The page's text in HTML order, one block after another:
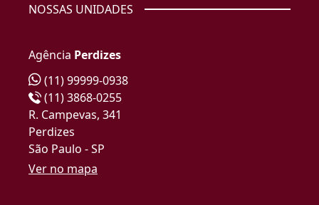
NOSSAS UNIDADES
Agência Perdizes
(11) 99999-0938
(11) 3868-0255
R. Campevas, 341
Perdizes
São Paulo - SP
Ver no mapa